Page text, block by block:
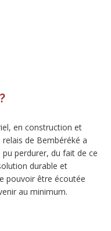
en construction et
de Bembéréké a
pu perdurer, du fait de ce
durable et
pouvoir être écoutée
au minimum.